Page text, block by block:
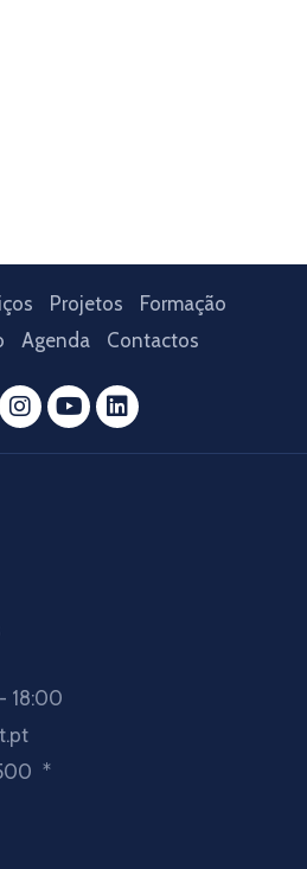
Projetos
Formação
Agenda Contactos
18:00
*